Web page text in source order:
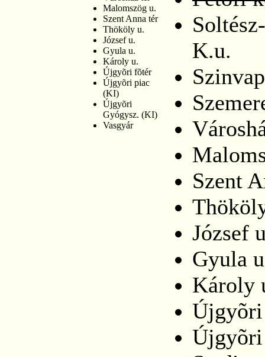
Malomszög u.
Szent Anna tér
Thököly u.
József u.
Gyula u.
Károly u.
Újgyõri fõtér
Újgyõri piac
(KI)
Újgyõri
Gyógysz. (KI)
Vasgyár
K.u.
Szent
József
Gyula
Károly